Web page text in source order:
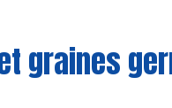
graines